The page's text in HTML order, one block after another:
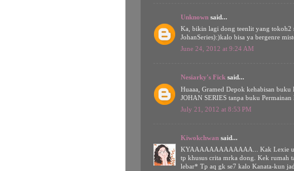
Unknown said...
Ka, bikin lagi dong teenlit yang tokoh2
JohanSeries):)kalo bisa ya bergenre
June 24, 2012 at 9:24 AM
Nesiarky's Fick said...
Huaaa, Gramed Depok kehabisan
JOHAN SERIES tanpa buku
July 21, 2012 at 8:53 PM
Kiwokchwan said...
KYAAAAAAAAAAAAA... Kak Lexie
tp khusus crita mrka dong. Kek rumah
lebar* Tp aq gk se7 kalo Kanata-kun